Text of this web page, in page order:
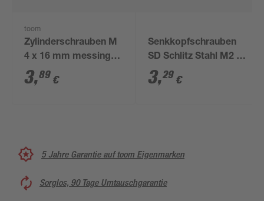
toom
Zylinderschrauben M
4 x 16 mm messing
DIN 84 10 Stück
3,89 €
Senkkopfschrauben
SD Schlitz Stahl M2 x
10 mm 20 Stück
3,29 €
5 Jahre Garantie auf toom Eigenmarken
Sorglos, 90 Tage Umtauschgarantie